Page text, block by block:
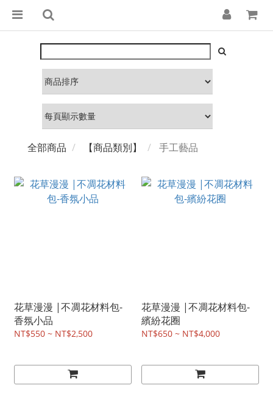
全部商品 【商品類別】 手工藝品
花草漫漫 |不凋花材料包-
香氛小品
NT$550 ~ NT$2,500
花草漫漫 |不凋花材料包-
繽紛花圈
NT$650 ~ NT$4,000